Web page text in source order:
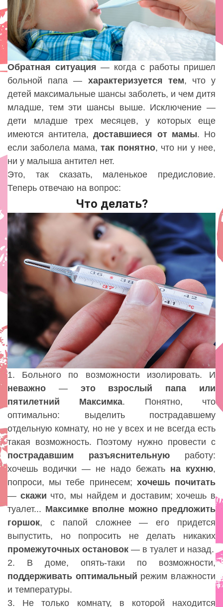
Обратная ситуация — когда с работы пришел
больной папа — характеризуется тем, что у
детей максимальные шансы заболеть, и чем дитя
младше, тем эти шансы выше. Исключение —
дети младше трех месяцев, у которых еще
имеются антитела,доставшиеся от мамы. Но
если заболела мама,так понятно, что ни у нее,
ни у малыша антител нет.
Это, так сказать, маленькое предисловие.
Теперь отвечаю на вопрос:
Что делать?
1. Больного по возможности изолировать. И
неважно — это взрослый папа
или
пятилетний
Максимка. Понятно, что
оптимально: выделить пострадавшему
отдельную комнату, но не у всех и не всегда есть
такая возможность. Поэтому нужно провести с
пострадавшим разъяснительную работу:
хочешь водички — не надо бежать на кухню,
попроси, мы тебе принесем; хочешь почитать
— скажи что, мы найдем и доставим; хочешь в
туалет... Максимке вполне можно предложить
горшок, с папой сложнее — его придется
выпустить, но попросить не делать никаких
промежуточных остановок — в туалет и назад.
2. В доме, опять-таки по возможности,
поддерживать оптимальный режим влажности
и температуры.
3. Не только комнату, в которой находится